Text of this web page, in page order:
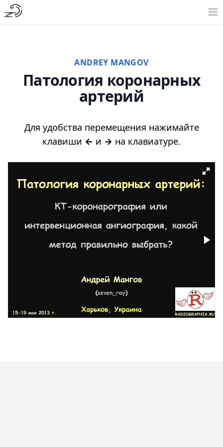
ANDREY MANGOV
Патология коронарных
артерий
Для удобства перемещения нажимайте
клавиши ← и → на клавиатуре.